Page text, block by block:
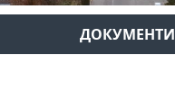
ДОКУМЕНТИ